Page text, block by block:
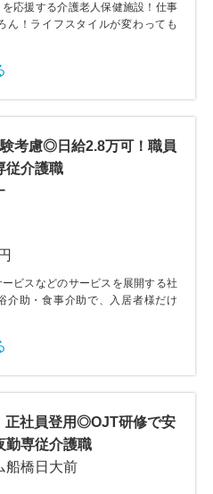
を応援する介護老人保健施設！仕事
ん！ライフスタイルが変わっても
考慮◎日給2.8万可！職員
従介護職
ビスなどのサービスを展開する社
介助・食事介助で、入居者様だけ
正社員登用◎OJT研修で安
勤専従介護職
船橋日大前